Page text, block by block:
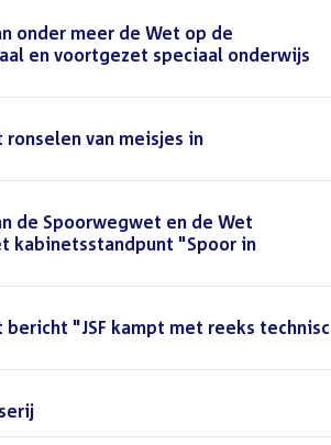
onder meer de Wet op de
en voortgezet speciaal onderwijs
van meisjes in
de Spoorwegwet en de Wet
kabinetsstandpunt "Spoor in
"JSF kampt met reeks